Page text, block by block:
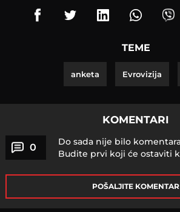
TEME
anketa Evrovizija
KOMENTARI
0
Do sada nije bilo
Budite prvi koji će ostaviti
POŠALJITE KOMENTAR